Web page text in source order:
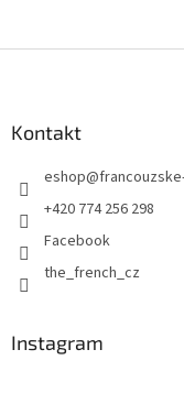
Kontakt
eshop@
+420 774 256 298
Facebook
the_french_cz
Instagram